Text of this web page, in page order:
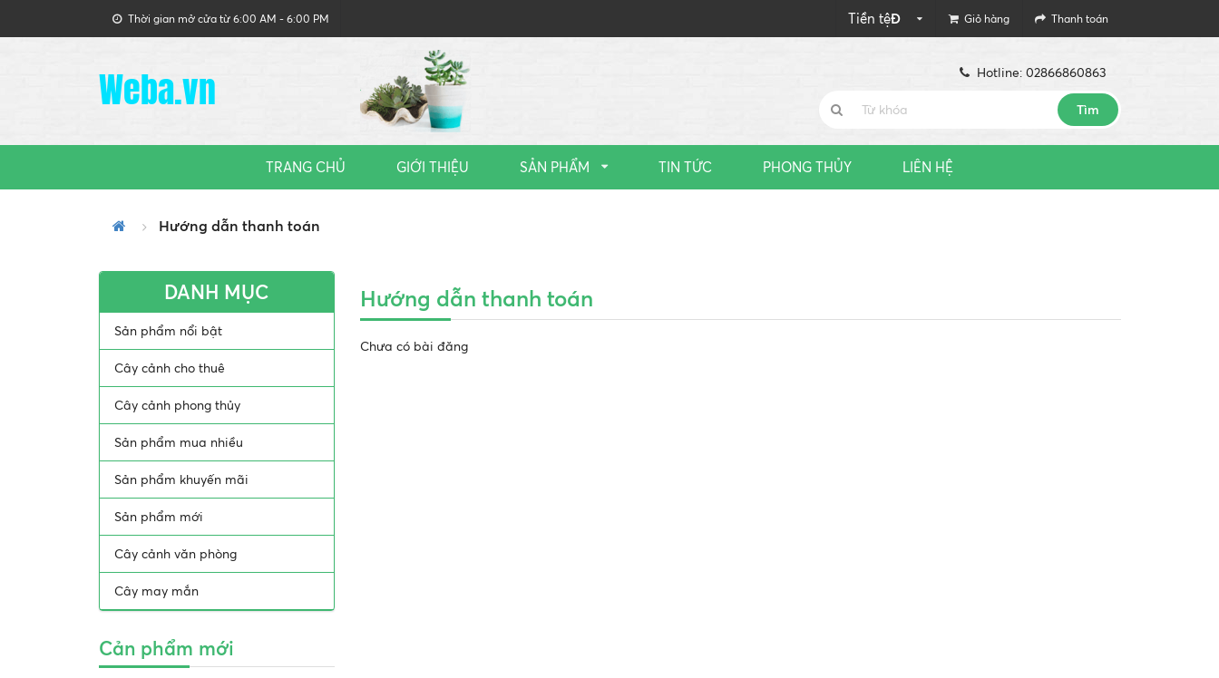
Thời gian mở cửa từ 6:00 AM - 6:00 PM Đ
Tiền tệ Giỏ hàng Thanh toán
Weba.vn Hotline: 02866860863
Tìm
TRANG CHỦ GIỚI THIỆU SẢN PHẨM TIN TỨC PHONG THỦY LIÊN HỆ
Hướng dẫn thanh toán
DANH MỤC
Sản phẩm nổi bật
Cây cảnh cho thuê
Cây cảnh phong thủy
Sản phẩm mua nhiều
Sản phẩm khuyến mãi
Sản phẩm mới
Cây cảnh văn phòng
Cây may mắn
Cản phẩm mới
Hướng dẫn thanh toán
Chưa có bài đăng